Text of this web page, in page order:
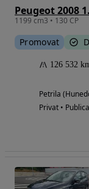
Peugeot 2008
1199 cm3 • 130 CP
Promovat
126 532
Petrila
Privat •